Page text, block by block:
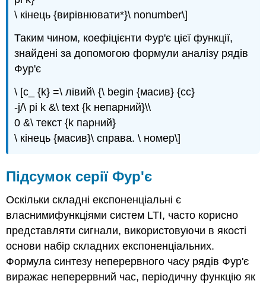
\ кінець {вирівнювати*}\ nonumber\]
Таким чином, коефіцієнти Фур'є цієї функції,
знайдені за допомогою формули аналізу рядів
Фур'є
\ [c_ {k} =\ лівий\ {\ begin {масив} {cc}
-j/\ pi k &\ text {k непарний}\\
0 &\ текст {k парний}
\ кінець {масив}\ справа. \ номер\]
Підсумок серії Фур'є
Оскільки складні експоненціальні є
власнимифункціями систем LTI, часто корисно
представляти сигнали, використовуючи в якості
основи набір складних експоненціальних.
Формула синтезу неперервного часу рядів Фур'є
виражає неперервний час, періодичну функцію як